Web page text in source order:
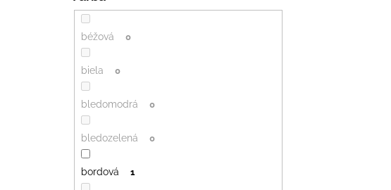
béžová 0
biela 0
bledomodrá 0
bledozelená 0
bordová 1